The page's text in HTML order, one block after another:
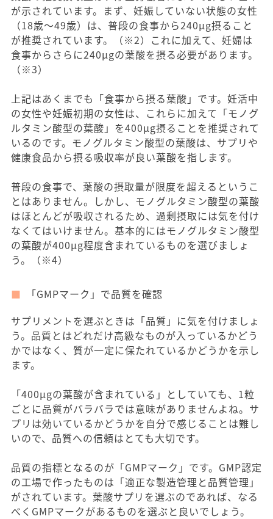
が示されています。まず、妊娠していない状態の女性
（18歳〜49歳）は、普段の食事から240μg摂ること
が推奨されています。（※2）これに加えて、妊婦は
食事からさらに240μgの葉酸を摂る必要があります。
（※3）
上記はあくまでも「食事から摂る葉酸」です。妊活中
の女性や妊娠初期の女性は、これらに加えて「モノグ
ルタミン酸型の葉酸」を400μg摂ることを推奨されて
いるのです。モノグルタミン酸型の葉酸は、サプリや
健康食品から摂る吸収率が良い葉酸を指します。
普段の食事で、葉酸の摂取量が限度を超えるというこ
とはありません。しかし、モノグルタミン酸型の葉酸
はほとんどが吸収されるため、過剰摂取には気を付け
なくてはいけません。基本的にはモノグルタミン酸型
の葉酸が400μg程度含まれているものを選びましょ
う。（※4）
「GMPマーク」で品質を確認
サプリメントを選ぶときは「品質」に気を付けましょ
う。品質とはどれだけ高級なものが入っているかどう
かではなく、質が一定に保たれているかどうかを示し
ます。
「400μgの葉酸が含まれている」としていても、1粒
ごとに品質がバラバラでは意味がありませんよね。サ
プリは効いているかどうかを自分で感じることは難し
いので、品質への信頼はとても大切です。
品質の指標となるのが「GMPマーク」です。GMP認定
の工場で作ったものは「適正な製造管理と品質管理」
がされています。葉酸サプリを選ぶのであれば、なる
べくGMPマークがあるものを選ぶと良いでしょう。